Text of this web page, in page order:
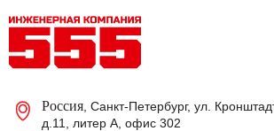
Россия , Санкт-Петербург, ул.
д.11, литер А, офис 302